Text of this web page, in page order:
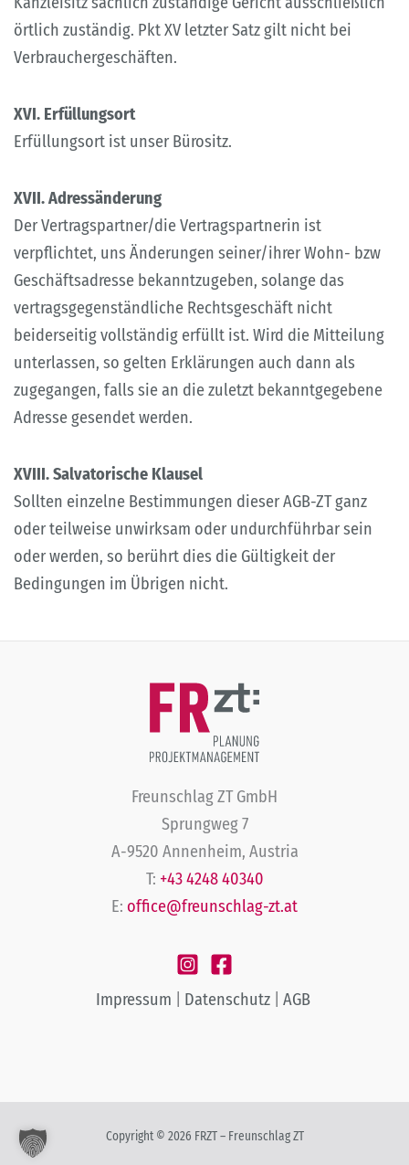
örtlich zuständig. Pkt XV letzter Satz gilt nicht bei
Verbrauchergeschäften.
XVI. Erfüllungsort
Erfüllungsort ist unser Bürositz.
XVII. Adressänderung
Der Vertragspartner/die Vertragspartnerin ist
verpflichtet, uns Änderungen seiner/ihrer Wohn- bzw
Geschäftsadresse bekanntzugeben, solange das
vertragsgegenständliche Rechtsgeschäft nicht
beiderseitig vollständig erfüllt ist. Wird die Mitteilung
unterlassen, so gelten Erklärungen auch dann als
zugegangen, falls sie an die zuletzt bekanntgegebene
Adresse gesendet werden.
XVIII. Salvatorische Klausel
Sollten einzelne Bestimmungen dieser AGB-ZT ganz
oder teilweise unwirksam oder undurchführbar sein
oder werden, so berührt dies die Gültigkeit der
Bedingungen im Übrigen nicht.
Freunschlag ZT GmbH
Sprungweg 7
A-9520 Annenheim, Austria
T: +43 4248 40340
E: office@freunschlag-zt.at
Impressum Datenschutz| AGB
Copyright © 2026 FRZT – Freunschlag ZT